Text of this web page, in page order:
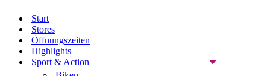
Start
Stores
Öffnungszeiten
Highlights
Sport & Action